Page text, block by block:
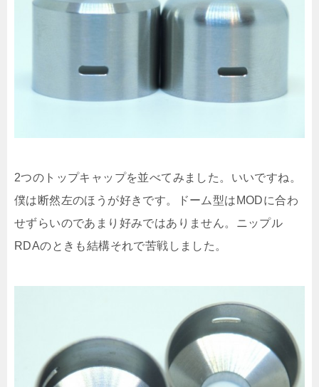
2つのトップキャップを並べてみました。いいですね。
僕は断然左のほうが好きです。ドーム型はMODに合わ
せずらいのであまり好みではありません。ニップル
RDAのときも結構それで苦戦しました。